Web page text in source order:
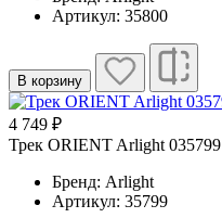
Артикул: 35800
В корзину
4 749 ₽
Трек ORIENT Arlight 035799
Бренд: Arlight
Артикул: 35799